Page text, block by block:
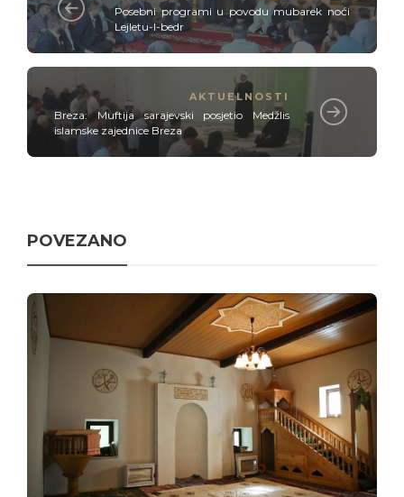
Posebni programi u povodu mubarek noći
Lejletu-l-bedr
AKTUELNOSTI
Breza: Muftija sarajevski posjetio Medžlis
islamske zajednice Breza
POVEZANO